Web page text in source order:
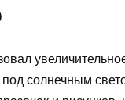
солнечным